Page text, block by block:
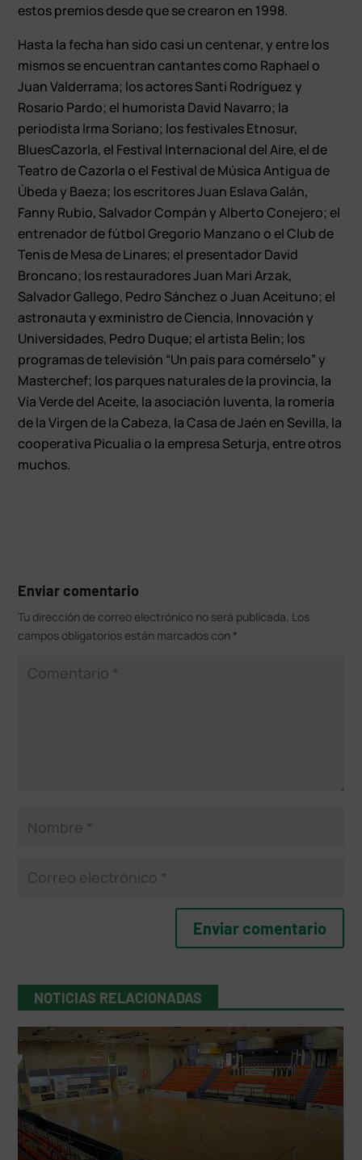
estos premios desde que se crearon en 1998.
Hasta la fecha han sido casi un centenar, y entre los
mismos se encuentran cantantes como Raphael o
Juan Valderrama; los actores Santi Rodríguez y
Rosario Pardo; el humorista David Navarro; la
periodista Irma Soriano; los festivales Etnosur,
BluesCazorla, el Festival Internacional del Aire, el de
Teatro de Cazorla o el Festival de Música Antigua de
Úbeda y Baeza; los escritores Juan Eslava Galán,
Fanny Rubio, Salvador Compán y Alberto Conejero; el
entrenador de fútbol Gregorio Manzano o el Club de
Tenis de Mesa de Linares; el presentador David
Broncano; los restauradores Juan Mari Arzak,
Salvador Gallego, Pedro Sánchez o Juan Aceituno; el
astronauta y exministro de Ciencia, Innovación y
Universidades, Pedro Duque; el artista Belin; los
programas de televisión “Un país para comérselo” y
Masterchef; los parques naturales de la provincia, la
Vía Verde del Aceite, la asociación Iuventa, la romería
de la Virgen de la Cabeza, la Casa de Jaén en Sevilla, la
cooperativa Picualia o la empresa Seturja, entre otros
muchos.
Enviar comentario
Tu dirección de correo electrónico no será publicada. Los
campos obligatorios están marcados con *
NOTICIAS RELACIONADAS